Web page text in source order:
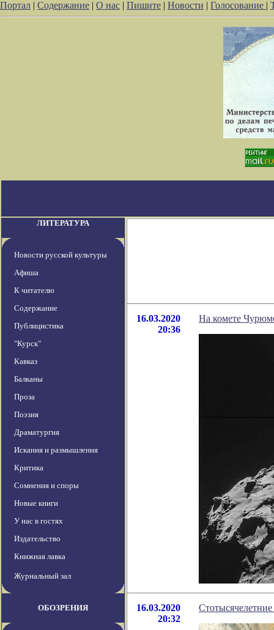
Портал | Содержание | О нас | Пишите | Новости | Голосование |
ЛИТЕРАТУРА
Новости русской культуры
Афиша
К читателю
Содержание
Публицистика
"Курск"
Кавказ
Балканы
Проза
Поэзия
Драматургия
Искания и размышления
Критика
Сомнения и споры
Новые книги
У нас в гостях
Издательство
Книжная лавка
Журнальный зал
ОБОЗРЕНИЯ
16.03.2020
20:36
На комете
16.03.2020
20:32